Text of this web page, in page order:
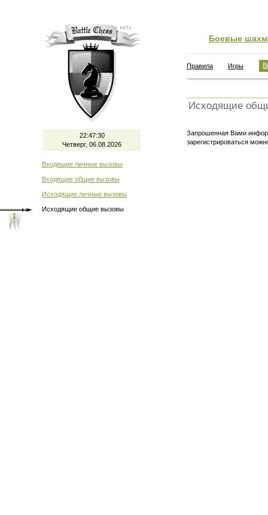
22:47:30
Четверг, 06.08.2026
Входящие личные вызовы
Входящие общие вызовы
Исходящие личные вызовы
Исходящие общие вызовы
Боевые
Правила Игры
Исходящие
Запрошенная Вами
зарегистрироваться